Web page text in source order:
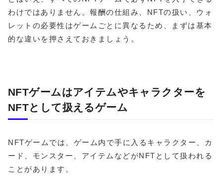
わけではありません。報酬の仕組み、NFTの扱い、ウォ
レットの必要性はゲームごとに異なるため、まずは基本
的な違いを押さえておきましょう。
NFTゲームはアイテムやキャラクターを
NFTとして扱えるゲーム
NFTゲームでは、ゲーム内で手に入るキャラクター、カ
ード、モンスター、アイテムなどがNFTとして扱われる
ことがあります。